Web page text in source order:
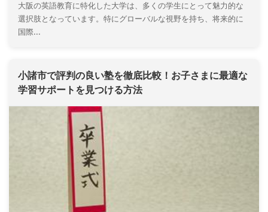
大阪の英語教育に特化した大学は、多くの学生にとって魅力的な
選択肢となっています。特にグローバルな視野を持ち、将来的に
国際...
小諸市で評判の良い塾を徹底比較！お子さまに最適な
学習サポートを見つける方法